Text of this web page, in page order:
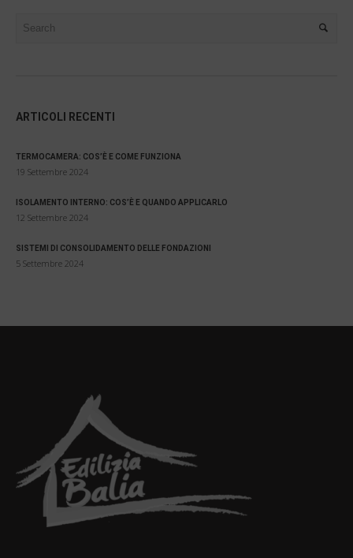
ARTICOLI RECENTI
TERMOCAMERA: COS’È E COME FUNZIONA
19 Settembre 2024
ISOLAMENTO INTERNO: COS’È E QUANDO APPLICARLO
12 Settembre 2024
SISTEMI DI CONSOLIDAMENTO DELLE FONDAZIONI
5 Settembre 2024